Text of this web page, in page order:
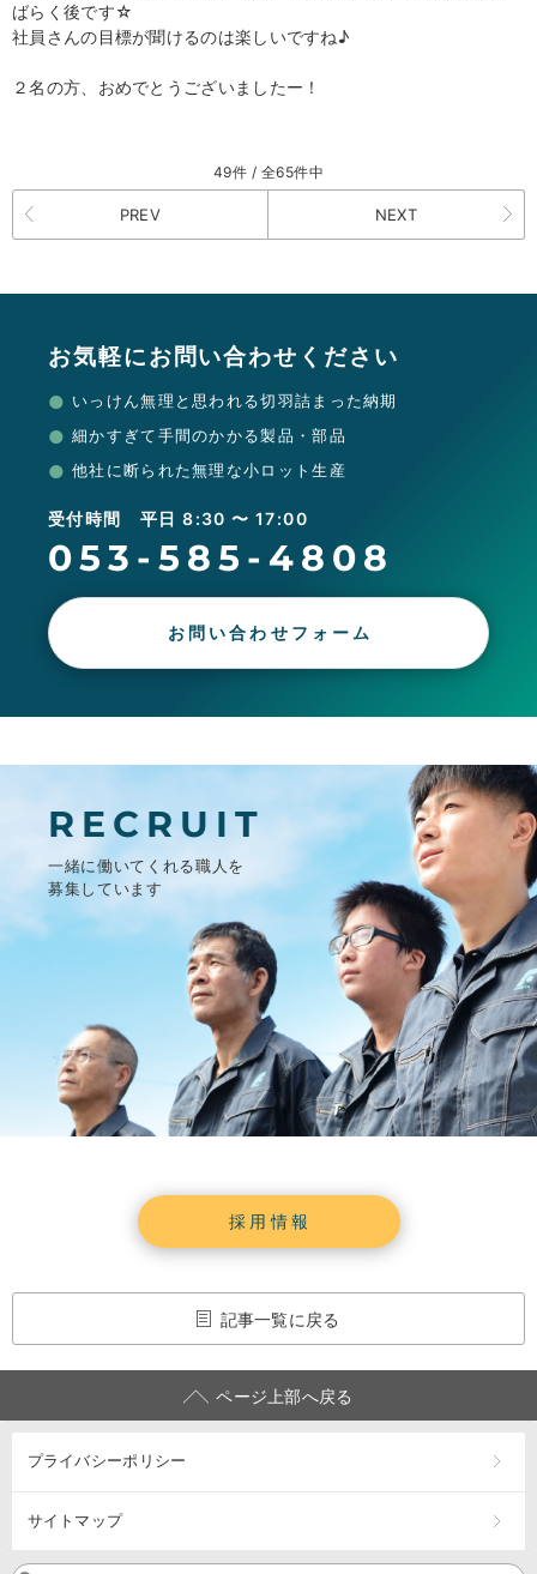
ばらく後です☆
社員さんの目標が聞けるのは楽しいですね♪
２名の方、おめでとうございましたー！
49件 / 全65件中
PREV NEXT
お気軽にお問い合わせください
いっけん無理と思われる切羽詰まった納期
細かすぎて手間のかかる製品・部品
他社に断られた無理な小ロット生産
受付時間 平日 8:30 〜 17:00
053-585-4808
お問い合わせフォーム
RECRUIT
一緒に働いてくれる職人を
募集しています
採用情報
記事一覧に戻る
ページ上部へ戻る
プライバシーポリシー
サイトマップ